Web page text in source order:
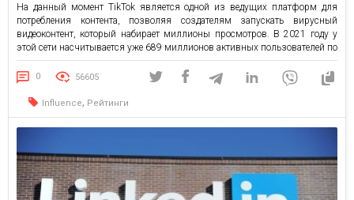
На данный момент TikTok является одной из ведущих платформ для
потребления контента, позволяя создателям запускать вирусный
видеоконтент, который набирает миллионы просмотров. В 2021 году у
этой сети насчитывается уже 689 миллионов активных пользователей по
всему миру. Помимо музыкального и танцевального контента, TikTok
известен своими комедийными роликами или шутками. В каждой
социальной сети есть пользователи с […]
0 56605
Influence, Рейтинги